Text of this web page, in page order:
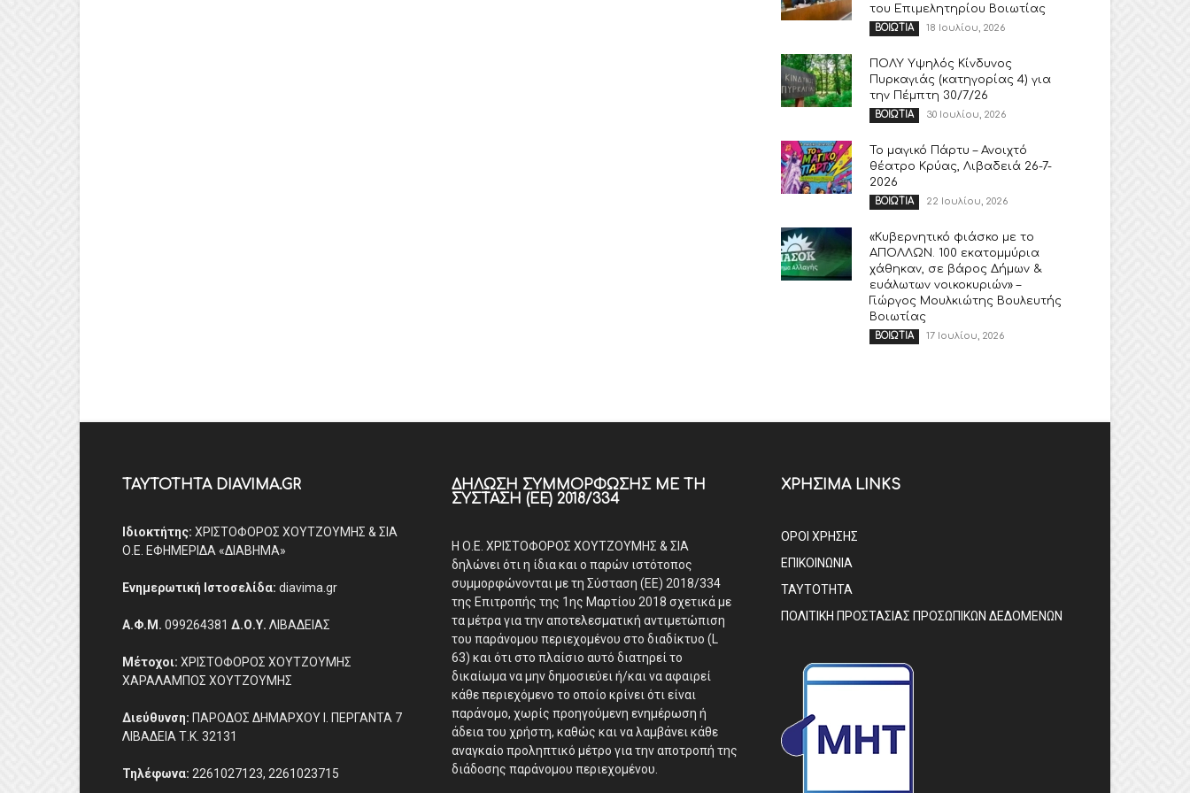
του Επιμελητηρίου Βοιωτίας
ΒΟΙΩΤΙΑ 18 Ιουλίου, 2026
ΠΟΛΥ Υψηλός Κίνδυνος
Πυρκαγιάς (κατηγορίας 4) για
την Πέμπτη 30/7/26
ΒΟΙΩΤΙΑ 30 Ιουλίου, 2026
Το μαγικό Πάρτυ – Ανοιχτό
θέατρο Κρύας, Λιβαδειά 26-7-
2026
ΒΟΙΩΤΙΑ 22 Ιουλίου, 2026
«Κυβερνητικό φιάσκο με το
ΑΠΟΛΛΩΝ. 100 εκατομμύρια
χάθηκαν, σε βάρος Δήμων &
ευάλωτων νοικοκυριών» –
Γιώργος Μουλκιώτης Βουλευτής
Βοιωτίας
ΒΟΙΩΤΙΑ 17 Ιουλίου, 2026
ΤΑΥΤΟΤΗΤΑ DIAVIMA.GR
Ιδιοκτήτης: ΧΡΙΣΤΟΦΟΡΟΣ ΧΟΥΤΖΟΥΜΗΣ & ΣΙΑ
Ο.Ε. ΕΦΗΜΕΡΙΔΑ «ΔΙΑΒΗΜΑ»
Ενημερωτική Ιστοσελίδα: diavima.gr
Α.Φ.Μ. 099264381 Δ.Ο.Υ. ΛΙΒΑΔΕΙΑΣ
Μέτοχοι: ΧΡΙΣΤΟΦΟΡΟΣ ΧΟΥΤΖΟΥΜΗΣ
ΧΑΡΑΛΑΜΠΟΣ ΧΟΥΤΖΟΥΜΗΣ
Διεύθυνση: ΠΑΡΟΔΟΣ ΔΗΜΑΡΧΟΥ Ι. ΠΕΡΓΑΝΤΑ 7
ΛΙΒΑΔΕΙΑ Τ.Κ. 32131
Τηλέφωνα: 2261027123, 2261023715
ΔΉΛΩΣΗ ΣΥΜΜΌΡΦΩΣΗΣ ΜΕ ΤΗ
ΣΎΣΤΑΣΗ (ΕΕ) 2018/334
Η Ο.Ε. ΧΡΙΣΤΟΦΟΡΟΣ ΧΟΥΤΖΟΥΜΗΣ & ΣΙΑ
δηλώνει ότι η ίδια και ο παρών ιστότοπος
συμμορφώνονται με τη Σύσταση (ΕΕ) 2018/334
της Επιτροπής της 1ης Μαρτίου 2018 σχετικά με
τα μέτρα για την αποτελεσματική αντιμετώπιση
του παράνομου περιεχομένου στο διαδίκτυο (L
63) και ότι στο πλαίσιο αυτό διατηρεί το
δικαίωμα να μην δημοσιεύει ή/και να αφαιρεί
κάθε περιεχόμενο το οποίο κρίνει ότι είναι
παράνομο, χωρίς προηγούμενη ενημέρωση ή
άδεια του χρήστη, καθώς και να λαμβάνει κάθε
αναγκαίο προληπτικό μέτρο για την αποτροπή της
διάδοσης παράνομου περιεχομένου.
ΧΡΗΣΙΜΑ LINKS
ΟΡΟΙ ΧΡΗΣΗΣ
ΕΠΙΚΟΙΝΩΝΙΑ
ΤΑΥΤΟΤΗΤΑ
ΠΟΛΙΤΙΚΗ ΠΡΟΣΤΑΣΙΑΣ ΠΡΟΣΩΠΙΚΩΝ ΔΕΔΟΜΕΝΩΝ